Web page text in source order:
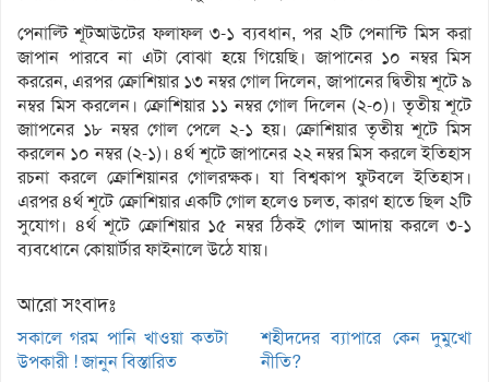
পেনাল্টি শূটআউটের ফলাফল ৩-১ ব্যবধান, পর ২টি পেনান্টি মিস করা
জাপান পারবে না এটা বোঝা হয়ে গিয়েছি। জাপানের ১০ নম্বর মিস
কররেন, এরপর ক্রোশিয়ার ১৩ নম্বর গোল দিলেন, জাপানের দ্বিতীয় শূটে ৯
নম্বর মিস করলেন। ক্রোশিয়ার ১১ নম্বর গোল দিলেন (২-০)। তৃতীয় শূটে
জাাপনের ১৮ নম্বর গোল পেলে ২-১ হয়। ক্রোশিয়ার তৃতীয় শূটে মিস
করলেন ১০ নম্বর (২-১)। ৪র্থ শূটে জাপানের ২২ নম্বর মিস করলে ইতিহাস
রচনা করলে ক্রোশিয়ানর গোলরক্ষক। যা বিশ্বকাপ ফুটবলে ইতিহাস।
এরপর ৪র্থ শূটে ক্রোশিয়ার একটি গোল হলেও চলত, কারণ হাতে ছিল ২টি
সুযোগ। ৪র্থ শূটে ক্রোশিয়ার ১৫ নম্বর ঠিকই গোল আদায় করলে ৩-১
ব্যবধােনে কোয়ার্টার ফাইনালে উঠে যায়।
আরো সংবাদঃ
সকালে গরম পানি খাওয়া কতটা
উপকারী ! জানুন বিস্তারিত
শহীদদের ব্যাপারে কেন দুমুখো
নীতি?